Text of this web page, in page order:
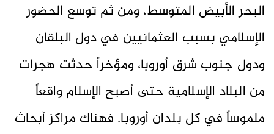
البحر الأبيض المتوسط، ومن ثم توسع الحضور
الإسلامي بسبب العثمانيين في دول البلقان
ودول جنوب شرق أوروبا، ومؤخراً حدثت هجرات
من البلاد الإسلامية حتى أصبح الإسلام واقعاً
ملموساً في كل بلدان أوروبا. فهناك مراكز أبحاث